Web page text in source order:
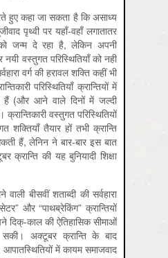
हुए कहा जा सकता है कि असाध्य
पृथ्वी पर यहाँ-वहाँ लगातातर
को जन्म दे रहा है, लेकिन अपनी
नयी वस्तुगत परिस्थितियाँ को नहीं
वर्ग की हरावल शक्ति कहीं भी
परिस्थितियाँ क्रान्तियों में
हैं (और आने वाले दिनों में जल्दी
वस्तुगत परिस्थितियों
शक्तियाँ तैयार हों तभी क्रान्ति
हैं, लेनिन ने बार-बार इस बात
की यह बुनियादी शिक्षा
बीसवीं शताब्दी की सर्वहारा
और “पाथब्रेकिंग” क्रान्तियों
काल की ऐतिहासिक सीमाओं
अक्टूबर क्रान्ति के बाद
आपातस्थितियों में कायम समाजवाद